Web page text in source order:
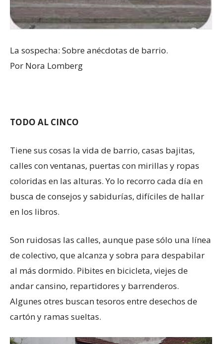
La sospecha: Sobre anécdotas de barrio.
Por Nora Lomberg
TODO AL CINCO
Tiene sus cosas la vida de barrio, casas bajitas,
calles con ventanas, puertas con mirillas y ropas
coloridas en las alturas. Yo lo recorro cada día en
busca de consejos y sabidurías, difíciles de hallar
en los libros.
Son ruidosas las calles, aunque pase sólo una línea
de colectivo, que alcanza y sobra para despabilar
al más dormido. Pibites en bicicleta, viejes de
andar cansino, repartidores y barrenderos.
Algunes otres buscan tesoros entre desechos de
cartón y ramas sueltas.